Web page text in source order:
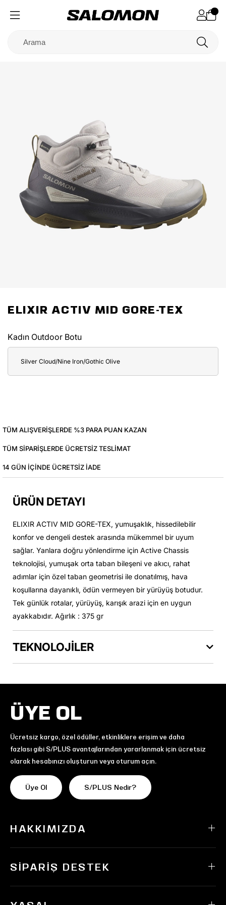
ELIXIR ACTIV MID GORE-TEX
Kadın Outdoor Botu
Silver Cloud/Nine Iron/Gothic Olive
TÜM ALIŞVERIŞLERDE %3 PARA PUAN KAZAN
TÜM SIPARIŞLERDE ÜCRETSIZ TESLIMAT
14 GÜN IÇINDE ÜCRETSIZ IADE
ÜRÜN DETAYI
ELIXIR ACTIV MID GORE-TEX, yumuşaklık, hissedilebilir
konfor ve dengeli destek arasında mükemmel bir uyum
sağlar. Yanlara doğru yönlendirme için Active Chassis
teknolojisi, yumuşak orta taban bileşeni ve akıcı, rahat
adımlar için özel taban geometrisi ile donatılmış, hava
koşullarına dayanıklı, ödün vermeyen bir yürüyüş botudur.
Tek günlük rotalar, yürüyüş, karışık arazi için en uygun
ayakkabıdır. Ağırlık : 375 gr
TEKNOLOJİLER
ÜYE OL
Ücretsiz kargo, özel ödüller, etkinliklere erişim ve daha
fazlası gibi S/PLUS avantajlarından yararlanmak için ücretsiz
olarak hesabınızı oluşturun veya oturum açın.
Üye Ol S/PLUS Nedir?
HAKKIMIZDA
SIPARIŞ DESTEK